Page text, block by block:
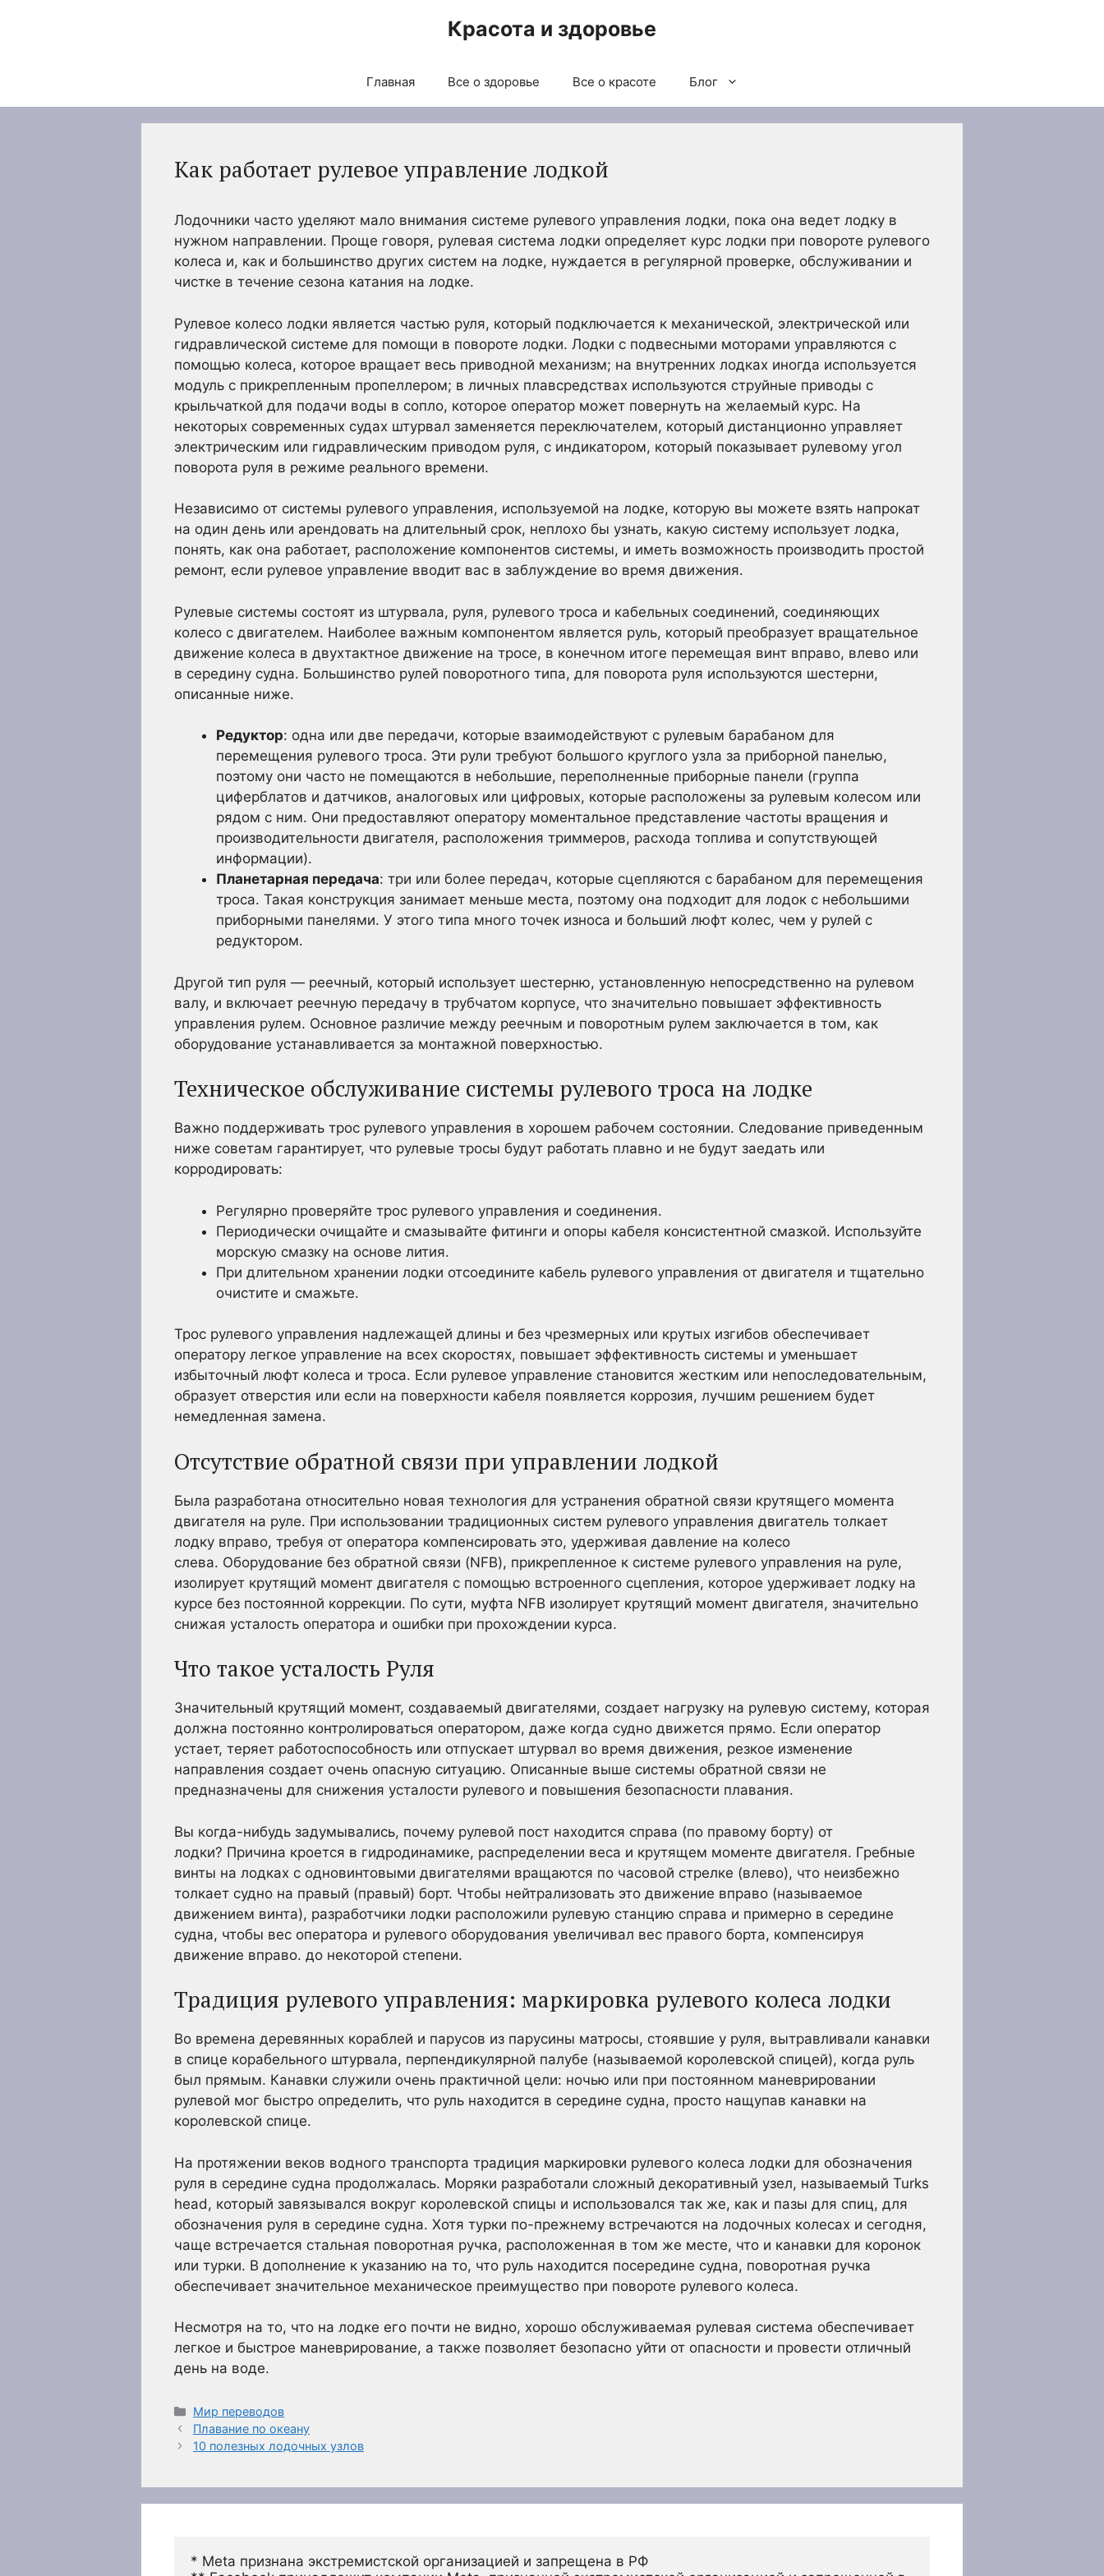
Красота и здоровье
Главная Все о здоровье Все о красоте Блог
Как работает рулевое управление лодкой
Лодочники часто уделяют мало внимания системе рулевого управления лодки, пока она ведет лодку в
нужном направлении. Проще говоря, рулевая система лодки определяет курс лодки при повороте рулевого
колеса и, как и большинство других систем на лодке, нуждается в регулярной проверке, обслуживании и
чистке в течение сезона катания на лодке.
Рулевое колесо лодки является частью руля, который подключается к механической, электрической или
гидравлической системе для помощи в повороте лодки. Лодки с подвесными моторами управляются с
помощью колеса, которое вращает весь приводной механизм; на внутренних лодках иногда используется
модуль с прикрепленным пропеллером; в личных плавсредствах используются струйные приводы с
крыльчаткой для подачи воды в сопло, которое оператор может повернуть на желаемый курс. На
некоторых современных судах штурвал заменяется переключателем, который дистанционно управляет
электрическим или гидравлическим приводом руля, с индикатором, который показывает рулевому угол
поворота руля в режиме реального времени.
Независимо от системы рулевого управления, используемой на лодке, которую вы можете взять напрокат
на один день или арендовать на длительный срок, неплохо бы узнать, какую систему использует лодка,
понять, как она работает, расположение компонентов системы, и иметь возможность производить простой
ремонт, если рулевое управление вводит вас в заблуждение во время движения.
Рулевые системы состоят из штурвала, руля, рулевого троса и кабельных соединений, соединяющих
колесо с двигателем. Наиболее важным компонентом является руль, который преобразует вращательное
движение колеса в двухтактное движение на тросе, в конечном итоге перемещая винт вправо, влево или
в середину судна. Большинство рулей поворотного типа, для поворота руля используются шестерни,
описанные ниже.
Редуктор: одна или две передачи, которые взаимодействуют с рулевым барабаном для
перемещения рулевого троса. Эти рули требуют большого круглого узла за приборной панелью,
поэтому они часто не помещаются в небольшие, переполненные приборные панели (группа
циферблатов и датчиков, аналоговых или цифровых, которые расположены за рулевым колесом или
рядом с ним. Они предоставляют оператору моментальное представление частоты вращения и
производительности двигателя, расположения триммеров, расхода топлива и сопутствующей
информации).
Планетарная передача: три или более передач, которые сцепляются с барабаном для перемещения
троса. Такая конструкция занимает меньше места, поэтому она подходит для лодок с небольшими
приборными панелями. У этого типа много точек износа и больший люфт колес, чем у рулей с
редуктором.
Другой тип руля — реечный, который использует шестерню, установленную непосредственно на рулевом
валу, и включает реечную передачу в трубчатом корпусе, что значительно повышает эффективность
управления рулем. Основное различие между реечным и поворотным рулем заключается в том, как
оборудование устанавливается за монтажной поверхностью.
Техническое обслуживание системы рулевого троса на лодке
Важно поддерживать трос рулевого управления в хорошем рабочем состоянии. Следование приведенным
ниже советам гарантирует, что рулевые тросы будут работать плавно и не будут заедать или
корродировать:
Регулярно проверяйте трос рулевого управления и соединения.
Периодически очищайте и смазывайте фитинги и опоры кабеля консистентной смазкой. Используйте
морскую смазку на основе лития.
При длительном хранении лодки отсоедините кабель рулевого управления от двигателя и тщательно
очистите и смажьте.
Трос рулевого управления надлежащей длины и без чрезмерных или крутых изгибов обеспечивает
оператору легкое управление на всех скоростях, повышает эффективность системы и уменьшает
избыточный люфт колеса и троса. Если рулевое управление становится жестким или непоследовательным,
образует отверстия или если на поверхности кабеля появляется коррозия, лучшим решением будет
немедленная замена.
Отсутствие обратной связи при управлении лодкой
Была разработана относительно новая технология для устранения обратной связи крутящего момента
двигателя на руле. При использовании традиционных систем рулевого управления двигатель толкает
лодку вправо, требуя от оператора компенсировать это, удерживая давление на колесо
слева. Оборудование без обратной связи (NFB), прикрепленное к системе рулевого управления на руле,
изолирует крутящий момент двигателя с помощью встроенного сцепления, которое удерживает лодку на
курсе без постоянной коррекции. По сути, муфта NFB изолирует крутящий момент двигателя, значительно
снижая усталость оператора и ошибки при прохождении курса.
Что такое усталость Руля
Значительный крутящий момент, создаваемый двигателями, создает нагрузку на рулевую систему, которая
должна постоянно контролироваться оператором, даже когда судно движется прямо. Если оператор
устает, теряет работоспособность или отпускает штурвал во время движения, резкое изменение
направления создает очень опасную ситуацию. Описанные выше системы обратной связи не
предназначены для снижения усталости рулевого и повышения безопасности плавания.
Вы когда-нибудь задумывались, почему рулевой пост находится справа (по правому борту) от
лодки? Причина кроется в гидродинамике, распределении веса и крутящем моменте двигателя. Гребные
винты на лодках с одновинтовыми двигателями вращаются по часовой стрелке (влево), что неизбежно
толкает судно на правый (правый) борт. Чтобы нейтрализовать это движение вправо (называемое
движением винта), разработчики лодки расположили рулевую станцию справа и примерно в середине
судна, чтобы вес оператора и рулевого оборудования увеличивал вес правого борта, компенсируя
движение вправо. до некоторой степени.
Традиция рулевого управления: маркировка рулевого колеса лодки
Во времена деревянных кораблей и парусов из парусины матросы, стоявшие у руля, вытравливали канавки
в спице корабельного штурвала, перпендикулярной палубе (называемой королевской спицей), когда руль
был прямым. Канавки служили очень практичной цели: ночью или при постоянном маневрировании
рулевой мог быстро определить, что руль находится в середине судна, просто нащупав канавки на
королевской спице.
На протяжении веков водного транспорта традиция маркировки рулевого колеса лодки для обозначения
руля в середине судна продолжалась. Моряки разработали сложный декоративный узел, называемый Turks
head, который завязывался вокруг королевской спицы и использовался так же, как и пазы для спиц, для
обозначения руля в середине судна. Хотя турки по-прежнему встречаются на лодочных колесах и сегодня,
чаще встречается стальная поворотная ручка, расположенная в том же месте, что и канавки для коронок
или турки. В дополнение к указанию на то, что руль находится посередине судна, поворотная ручка
обеспечивает значительное механическое преимущество при повороте рулевого колеса.
Несмотря на то, что на лодке его почти не видно, хорошо обслуживаемая рулевая система обеспечивает
легкое и быстрое маневрирование, а также позволяет безопасно уйти от опасности и провести отличный
день на воде.
Рубрики
Мир переводов
Плавание по океану
10 полезных лодочных узлов
* Meta признана экстремистской организацией и запрещена в РФ